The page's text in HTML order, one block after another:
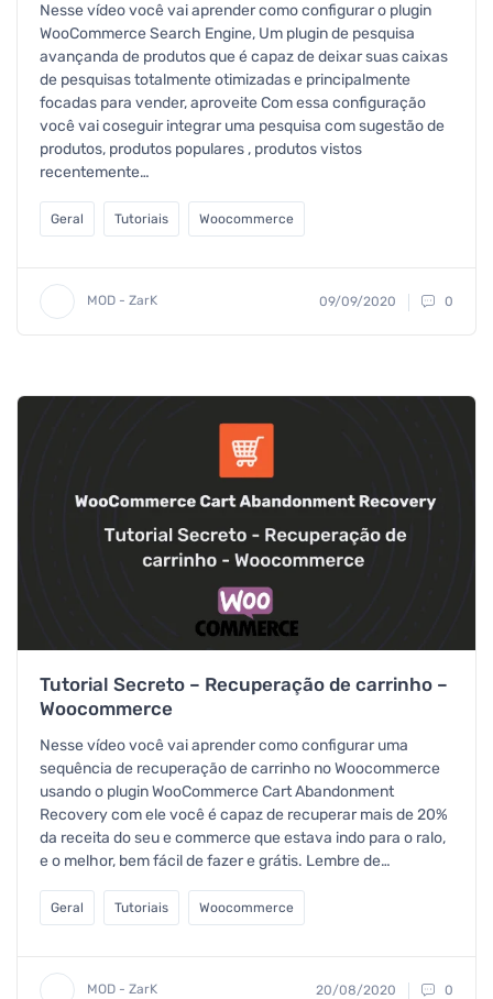
Nesse vídeo você vai aprender como configurar o plugin
WooCommerce Search Engine, Um plugin de pesquisa
avançanda de produtos que é capaz de deixar suas caixas
de pesquisas totalmente otimizadas e principalmente
focadas para vender, aproveite Com essa configuração
você vai coseguir integrar uma pesquisa com sugestão de
produtos, produtos populares , produtos vistos
recentemente…
Geral Tutoriais Woocommerce
MOD - ZarK 09/09/2020 0
Tutorial Secreto – Recuperação de carrinho –
Woocommerce
Nesse vídeo você vai aprender como configurar uma
sequência de recuperação de carrinho no Woocommerce
usando o plugin WooCommerce Cart Abandonment
Recovery com ele você é capaz de recuperar mais de 20%
da receita do seu e commerce que estava indo para o ralo,
e o melhor, bem fácil de fazer e grátis. Lembre de…
Geral Tutoriais Woocommerce
MOD - ZarK 20/08/2020 0